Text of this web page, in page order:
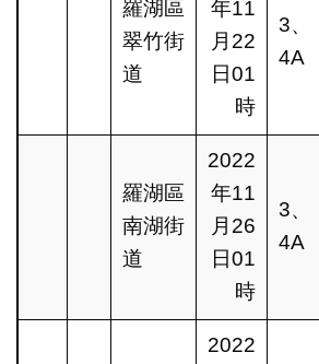
羅湖區
翠竹街
道
年11
月22
日01
時
3、
4A
羅湖區
南湖街
道
2022
年11
月26
日01
時
3、
4A
2022